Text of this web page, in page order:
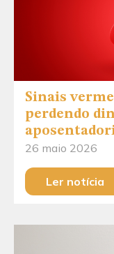
Sinais
perdendo
26 maio 2026
Ler notícia